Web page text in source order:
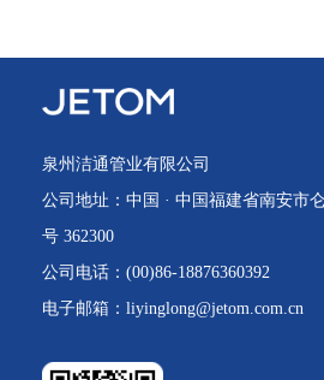
H8Z30 白色软管
泉州洁通管业有限公司
公司地址：中国 · 中国福建省南安市
号 362300
公司电话：(00)86-18876360392
电子邮箱：liyinglong@jetom.com.cn